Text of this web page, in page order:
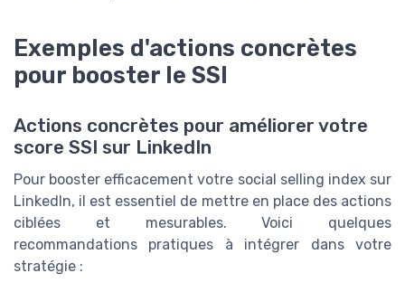
Exemples d'actions concrètes
pour booster le SSI
Actions concrètes pour améliorer votre
score SSI sur LinkedIn
Pour booster efficacement votre social selling index sur
LinkedIn, il est essentiel de mettre en place des actions
ciblées et mesurables. Voici quelques
recommandations pratiques à intégrer dans votre
stratégie :